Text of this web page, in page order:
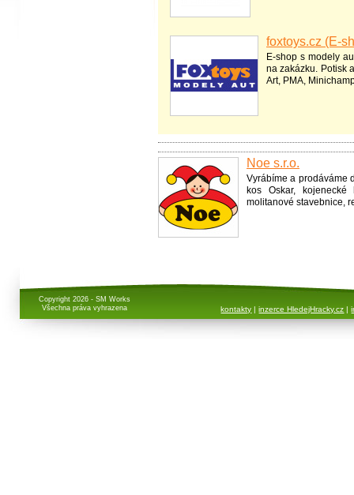
foxtoys.cz (E-
E-shop s modely
na zakázku. Potisk
Art, PMA,
Noe s.r.o.
Vyrábíme a prodáváme
kos Oskar, kojenecké
molitanové stavebnice,
Copyright 2026 - SM Works
Všechna práva vyhrazena
kontakty |inzerce HledejHracky.cz |